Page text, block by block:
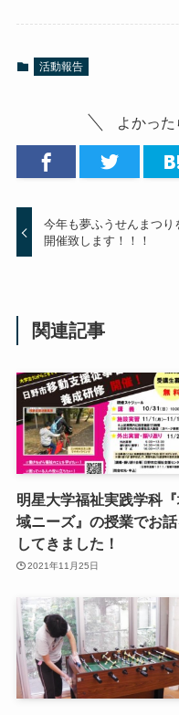
活動報告
よかった
今年も夢ふうせんまつり
開催致します！！！
関連記事
明星大学福祉実践学科
域ニーズ』の授業でお
してきました！
2021年11月25日